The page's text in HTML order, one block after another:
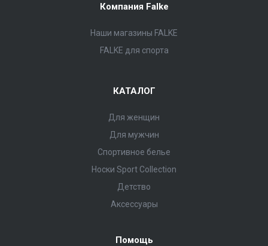
Компания Falke
Наши магазины FALKE
FALKE для спорта
КАТАЛОГ
Для женщин
Для мужчин
Спортивное белье
Носки Sport Collection
Детство
Аксессуары
Помощь